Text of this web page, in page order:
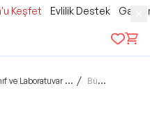
Keşfet Evlilik Destek
ve Laboratuvar Malzemesi / Büyüteç